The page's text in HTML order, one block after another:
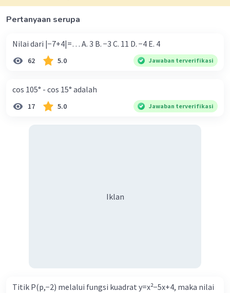
Pertanyaan serupa
Nilai dari |−7+4|=… A. 3 B. −3 C. 11 D. −4 E. 4
62 5.0 Jawaban terverifikasi
cos 105° - cos 15° adalah
17 5.0 Jawaban terverifikasi
Iklan
Titik P(p,−2) melalui fungsi kuadrat y=x²−5x+4, maka nilai